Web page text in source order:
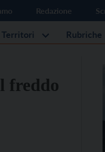
Redazione
Territori Rubriche
freddo